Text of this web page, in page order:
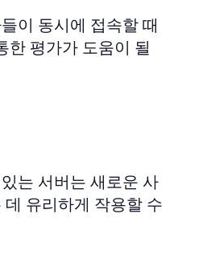
이 동시에 접속할 때
한 평가가 도움이 될
는 서버는 새로운 사
유리하게 작용할 수